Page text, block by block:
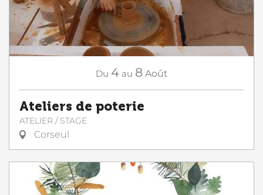
Du 4 au 8 Août
Ateliers de poterie
ATELIER / STAGE
Corseul